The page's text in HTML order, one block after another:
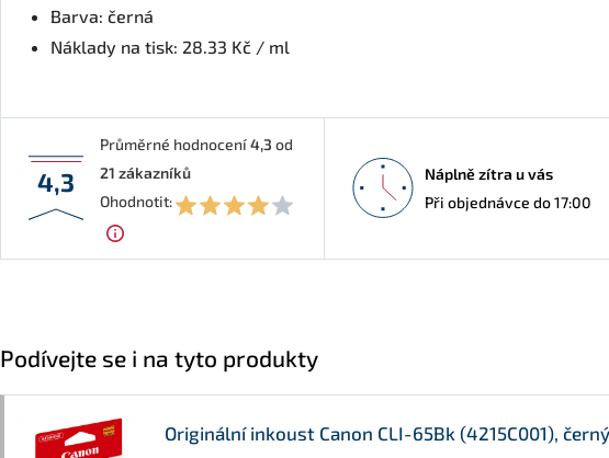
Barva: černá
Náklady na tisk: 28.33 Kč / ml
4,3
Průměrné hodnocení4,3 od
21 zákazníků
Ohodnotit:
Náplně zítra u vás
Při objednávce do 17:00
Podívejte se i na tyto produkty
Originální inkoust Canon CLI-65Bk (4215C001),